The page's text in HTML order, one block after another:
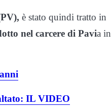
è stato quindi tratto in
nel carcere di Pavia in
IL VIDEO